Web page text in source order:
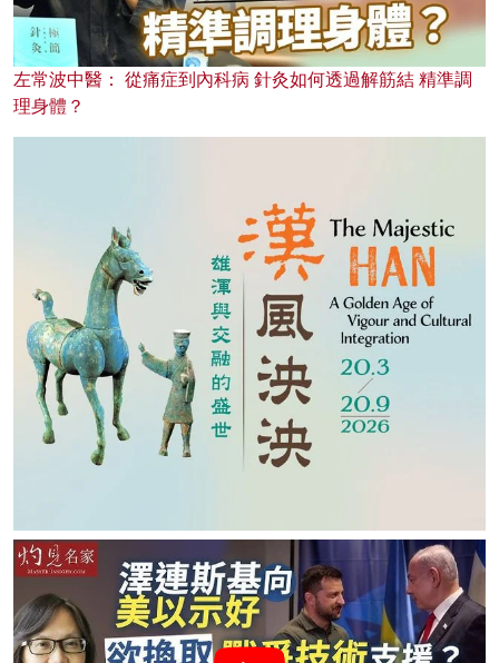
左常波中醫： 從痛症到內科病 針灸如何透過解筋結 精準調
理身體？